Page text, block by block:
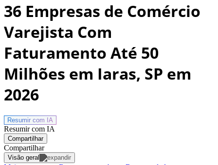
36 Empresas de Comércio
Varejista Com
Faturamento Até 50
Milhões em Iaras, SP em
2026
Resumir com IA
Resumir com IA
Compartilhar
Compartilhar
Visão geral